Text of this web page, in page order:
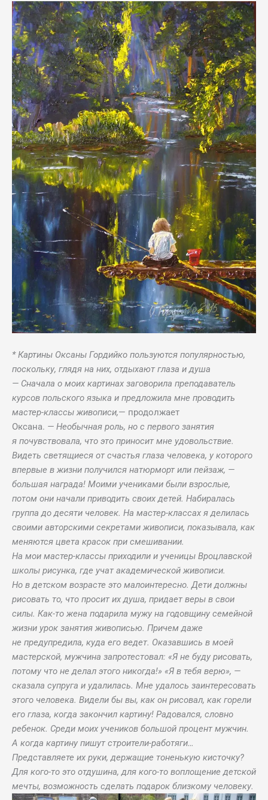
* Картины Оксаны Гордийко пользуются популярностью,
поскольку, глядя на них, отдыхают глаза и душа
— Сначала о моих картинах заговорила преподаватель
курсов польского языка и предложила мне проводить
мастер-классы живописи,— продолжает
Оксана. — Необычная роль, но с первого занятия
я почувствовала, что это приносит мне удовольствие.
Видеть светящиеся от счастья глаза человека, у которого
впервые в жизни получился натюрморт или пейзаж, —
большая награда! Моими учениками были взрослые,
потом они начали приводить своих детей. Набиралась
группа до десяти человек. На мастер-классах я делилась
своими авторскими секретами живописи, показывала, как
меняются цвета красок при смешивании.
На мои мастер-классы приходили и ученицы Вроцлавской
школы рисунка, где учат академической живописи.
Но в детском возрасте это малоинтересно. Дети должны
рисовать то, что просит их душа, придает веры в свои
силы. Как-то жена подарила мужу на годовщину семейной
жизни урок занятия живописью. Причем даже
не предупредила, куда его ведет. Оказавшись в моей
мастерской, мужчина запротестовал: «Я не буду рисовать,
потому что не делал этого никогда!» «Я в тебя верю», —
сказала супруга и удалилась. Мне удалось заинтересовать
этого человека. Видели бы вы, как он рисовал, как горели
его глаза, когда закончил картину! Радовался, словно
ребенок. Среди моих учеников большой процент мужчин.
А когда картину пишут строители-работяги…
Представляете их руки, держащие тоненькую кисточку?
Для кого-то это отдушина, для кого-то воплощение детской
мечты, возможность сделать подарок близкому человеку.